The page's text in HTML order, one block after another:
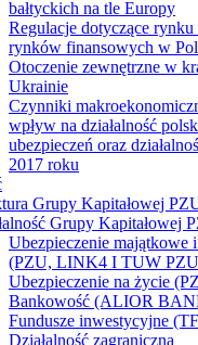
bałtyckich na tle Europy
Regulacje dotyczące rynku
rynków finansowych w
Otoczenie zewnętrzne w
Ukrainie
Czynniki
wpływ na działalność
ubezpieczeń oraz
2017 roku
Grupy Kapitałowej
Grupy Kapitałowej
Ubezpieczenie majątkowe
(PZU, LINK4 I TUW
Ubezpieczenie na życie
Bankowość (ALIOR
Fundusze inwestycyjne
Działalność zagraniczna